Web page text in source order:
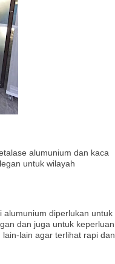
alumunium dan kaca
untuk wilayah
alumunium diperlukan untuk
dan juga untuk keperluan
lain agar terlihat rapi dan